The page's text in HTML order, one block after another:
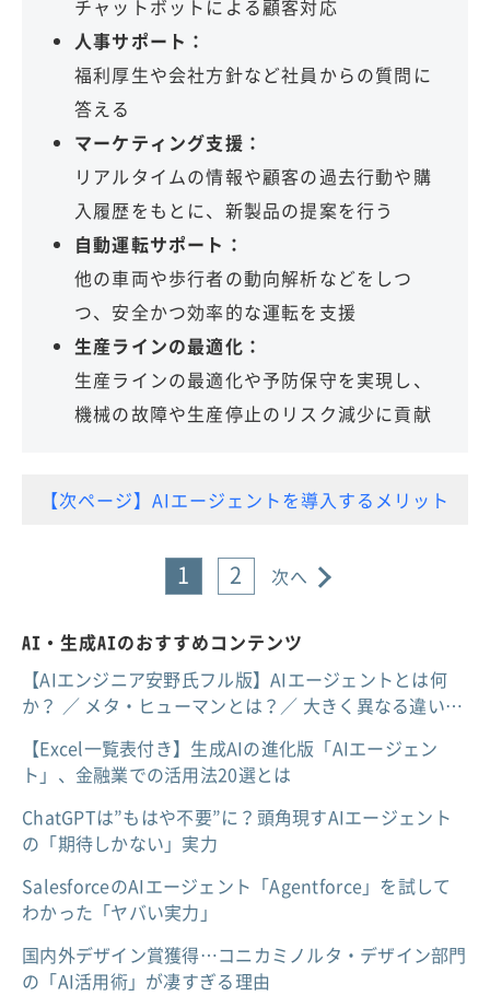
チャットボットによる顧客対応
人事サポート：
福利厚生や会社方針など社員からの質問に
答える
マーケティング支援：
リアルタイムの情報や顧客の過去行動や購
入履歴をもとに、新製品の提案を行う
自動運転サポート：
他の車両や歩行者の動向解析などをしつ
つ、安全かつ効率的な運転を支援
生産ラインの最適化：
生産ラインの最適化や予防保守を実現し、
機械の故障や生産停止のリスク減少に貢献
【次ページ】AIエージェントを導入するメリット
1 2 次へ
AI・生成AIのおすすめコンテンツ
【AIエンジニア安野氏フル版】AIエージェントとは何
か？ ／ メタ・ヒューマンとは？／ 大きく異なる違い…
【Excel一覧表付き】生成AIの進化版「AIエージェン
ト」、金融業での活用法20選とは
ChatGPTは”もはや不要”に？頭角現すAIエージェント
の「期待しかない」実力
SalesforceのAIエージェント「Agentforce」を試して
わかった「ヤバい実力」
国内外デザイン賞獲得…コニカミノルタ・デザイン部門
の「AI活用術」が凄すぎる理由